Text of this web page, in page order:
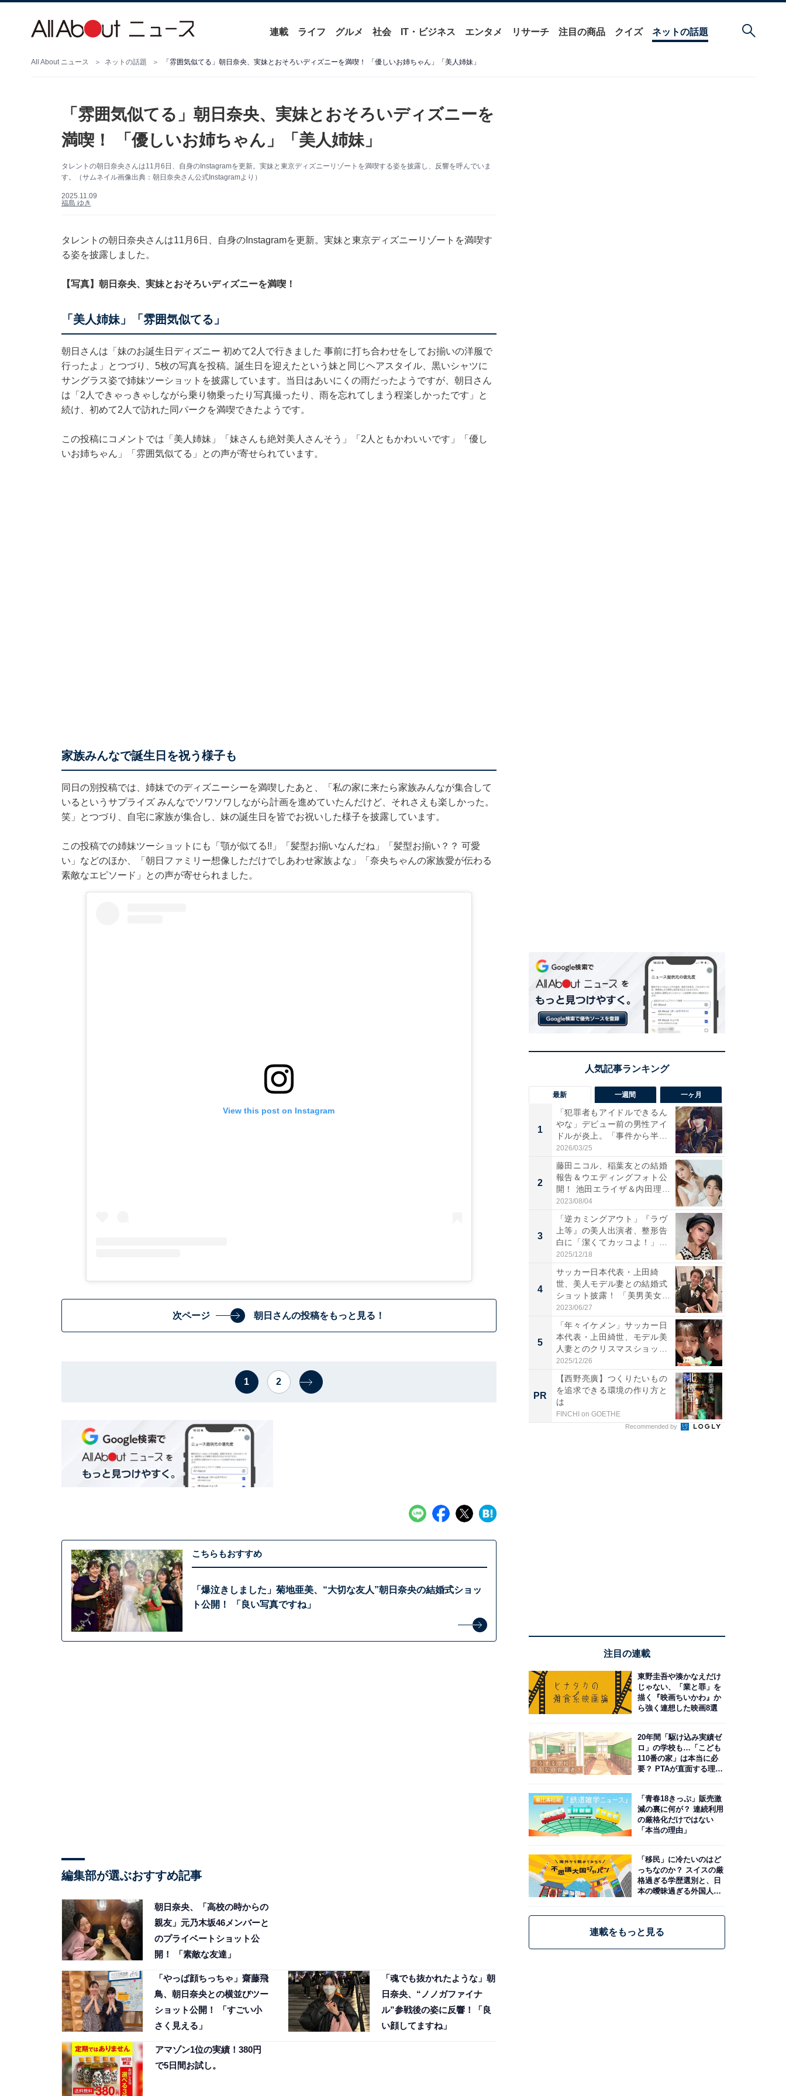
連載 ライフ グルメ 社会 IT・ビジネス エンタメ リサーチ 注目の商品 クイズ ネットの話題
All About ニュース ネットの話題 「雰囲気似てる」朝日奈央、実妹とおそろいディズニーを満喫！ 「優しいお姉ちゃん」「美人姉妹」
「雰囲気似てる」朝日奈央、実妹とおそろいディズニーを
満喫！ 「優しいお姉ちゃん」「美人姉妹」
タレントの朝日奈央さんは11月6日、自身のInstagramを更新。実妹と東京ディズニーリゾートを満喫する姿を披露し、反響を呼んでいま
す。（サムネイル画像出典：朝日奈央さん公式Instagramより）
2025.11.09
福島 ゆき
タレントの朝日奈央さんは11月6日、自身のInstagramを更新。実妹と東京ディズニーリゾートを満喫す
る姿を披露しました。
【写真】朝日奈央、実妹とおそろいディズニーを満喫！
「美人姉妹」「雰囲気似てる」
朝日さんは「妹のお誕生日ディズニー 初めて2人で行きました 事前に打ち合わせをしてお揃いの洋服で
行ったよ」とつづり、5枚の写真を投稿。誕生日を迎えたという妹と同じヘアスタイル、黒いシャツに
サングラス姿で姉妹ツーショットを披露しています。当日はあいにくの雨だったようですが、朝日さん
は「2人できゃっきゃしながら乗り物乗ったり写真撮ったり、雨を忘れてしまう程楽しかったです」と
続け、初めて2人で訪れた同パークを満喫できたようです。
この投稿にコメントでは「美人姉妹」「妹さんも絶対美人さんそう」「2人ともかわいいです」「優し
いお姉ちゃん」「雰囲気似てる」との声が寄せられています。
家族みんなで誕生日を祝う様子も
同日の別投稿では、姉妹でのディズニーシーを満喫したあと、「私の家に来たら家族みんなが集合して
いるというサプライズ みんなでソワソワしながら計画を進めていたんだけど、それさえも楽しかった。
笑」とつづり、自宅に家族が集合し、妹の誕生日を皆でお祝いした様子を披露しています。
この投稿での姉妹ツーショットにも「顎が似てる!!」「髪型お揃いなんだね」「髪型お揃い？？ 可愛
い」などのほか、「朝日ファミリー想像しただけでしあわせ家族よな」「奈央ちゃんの家族愛が伝わる
素敵なエピソード」との声が寄せられました。
View this post on Instagram
次ページ 朝日さんの投稿をもっと見る！
1 2
こちらもおすすめ
「爆泣きしました」菊地亜美、“大切な友人”朝日奈央の結婚式ショッ
ト公開！ 「良い写真ですね」
編集部が選ぶおすすめ記事
朝日奈央、「高校の時からの
親友」元乃木坂46メンバーと
のプライベートショット公
開！ 「素敵な友達」
「やっぱ顔ちっちゃ」齋藤飛
鳥、朝日奈央との横並びツー
ショット公開！ 「すごい小
さく見える」
「魂でも抜かれたような」朝
日奈央、“ノノガファイナ
ル”参戦後の姿に反響！「良
い顔してますね」
アマゾン1位の実績！380円
で5日間お試し。
最新 一週間 一ヶ月
1
「犯罪者もアイドルできるん
やな」デビュー前の男性アイ
ドルが炎上。「事件から半年
も...
2026/03/25
2
藤田ニコル、稲葉友との結婚
報告＆ウエディングフォト公
開！ 池田エライザ＆内田理
央...
2023/08/04
3
「逆カミングアウト」『ラヴ
上等』の美人出演者、整形告
白に「潔くてカッコよ！」
「好...
2025/12/18
4
サッカー日本代表・上田綺
世、美人モデル妻との結婚式
ショット披露！ 「美男美女」
「...
2023/06/27
5
「年々イケメン」サッカー日
本代表・上田綺世、モデル美
人妻とのクリスマスショット
に...
2025/12/26
PR
【西野亮廣】つくりたいもの
を追求できる環境の作り方と
は
FINCHI on GOETHE
Recommended by
注目の連載
東野圭吾や湊かなえだけ
じゃない、「業と罪」を
描く『映画ちいかわ』か
ら強く連想した映画8選
20年間「駆け込み実績ゼ
ロ」の学校も…「こども
110番の家」は本当に必
要？ PTAが直面する理想
「青春18きっぷ」販売激
減の裏に何が？ 連続利用
の厳格化だけではない
「本当の理由」
「移民」に冷たいのはど
っちなのか？ スイスの厳
格過ぎる学歴選別と、日
本の曖昧過ぎる外国人政
連載をもっと見る